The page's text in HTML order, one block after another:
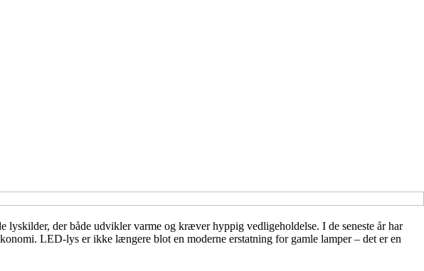
der både udvikler varme og kræver hyppig vedligeholdelse. I de seneste år har
LED-lys er ikke længere blot en moderne erstatning for gamle lamper – det er en